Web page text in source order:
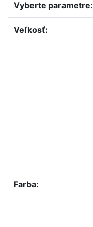
Vyberte parametre:
Veľkosť:
Farba: